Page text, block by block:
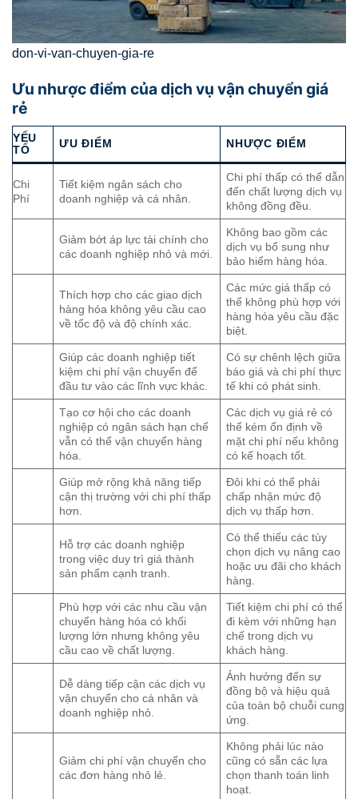
don-vi-van-chuyen-gia-re
Ưu nhược điểm của dịch vụ vận chuyển giá
rẻ
YẾU
TỐ
ƯU ĐIỂM NHƯỢC ĐIỂM
Chi
Phí
Tiết kiệm ngân sách cho
doanh nghiệp và cá nhân.
Chi phí thấp có thể dẫn
đến chất lượng dịch vụ
không đồng đều.
Giảm bớt áp lực tài chính cho
các doanh nghiệp nhỏ và mới.
Không bao gồm các
dịch vụ bổ sung như
bảo hiểm hàng hóa.
Thích hợp cho các giao dịch
hàng hóa không yêu cầu cao
về tốc độ và độ chính xác.
Các mức giá thấp có
thể không phù hợp với
hàng hóa yêu cầu đặc
biệt.
Giúp các doanh nghiệp tiết
kiệm chi phí vận chuyển để
đầu tư vào các lĩnh vực khác.
Có sự chênh lệch giữa
báo giá và chi phí thực
tế khi có phát sinh.
Tạo cơ hội cho các doanh
nghiệp có ngân sách hạn chế
vẫn có thể vận chuyển hàng
hóa.
Các dịch vụ giá rẻ có
thể kém ổn định về
mặt chi phí nếu không
có kế hoạch tốt.
Giúp mở rộng khả năng tiếp
cận thị trường với chi phí thấp
hơn.
Đôi khi có thể phải
chấp nhận mức độ
dịch vụ thấp hơn.
Hỗ trợ các doanh nghiệp
trong việc duy trì giá thành
sản phẩm cạnh tranh.
Có thể thiếu các tùy
chọn dịch vụ nâng cao
hoặc ưu đãi cho khách
hàng.
Phù hợp với các nhu cầu vận
chuyển hàng hóa có khối
lượng lớn nhưng không yêu
cầu cao về chất lượng.
Tiết kiệm chi phí có thể
đi kèm với những hạn
chế trong dịch vụ
khách hàng.
Dễ dàng tiếp cận các dịch vụ
vận chuyển cho cá nhân và
doanh nghiệp nhỏ.
Ảnh hưởng đến sự
đồng bộ và hiệu quả
của toàn bộ chuỗi cung
ứng.
Giảm chi phí vận chuyển cho
các đơn hàng nhỏ lẻ.
Không phải lúc nào
cũng có sẵn các lựa
chọn thanh toán linh
hoạt.